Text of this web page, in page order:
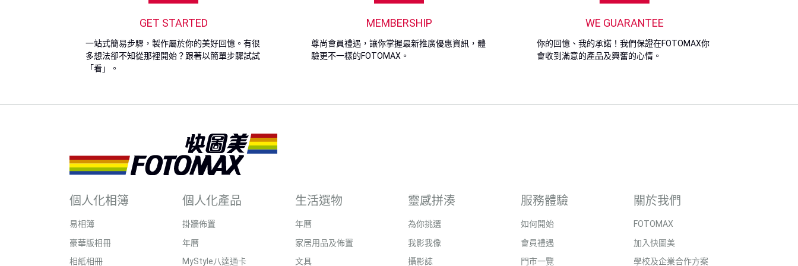
GET STARTED
一站式簡易步驟，製作屬於你的美好回憶。有很
多想法卻不知從那裡開始？跟著以簡單步驟試試
「看」。
MEMBERSHIP
尊尚會員禮遇，讓你掌握最新推廣優惠資訊，體
驗更不一樣的FOTOMAX。
WE GUARANTEE
你的回憶、我的承諾！我們保證在FOTOMAX你
會收到滿意的產品及興奮的心情。
個人化相簿
易相簿
豪華版相冊
相紙相冊
個人化產品
掛牆佈置
年曆
MyStyle八達通卡
生活選物
年曆
家居用品及佈置
文具
靈感拼湊
為你挑選
我影我像
攝影誌
服務體驗
如何開始
會員禮遇
門市一覽
關於我們
FOTOMAX
加入快圖美
學校及企業合作方案